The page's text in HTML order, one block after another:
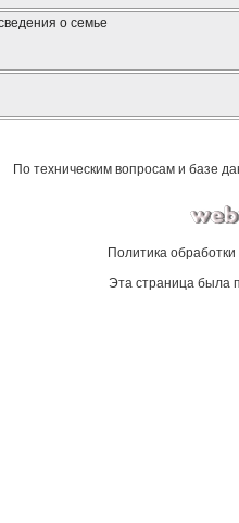
о семье
По техническим вопросам и базе
Политика
Эта страница была